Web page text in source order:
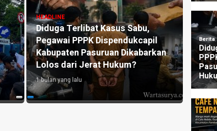
HEADLINE
Diduga Terlibat Kasus Sabu,
Pegawai PPPK Dispendukcapil
Kabupaten Pasuruan Dikabarkan
Lolos dari Jerat Hukum?
1 bulan yang lalu
UU
3